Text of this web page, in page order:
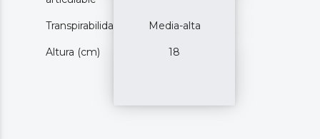
Transpirabilidad Media-alta
Altura (cm) 18